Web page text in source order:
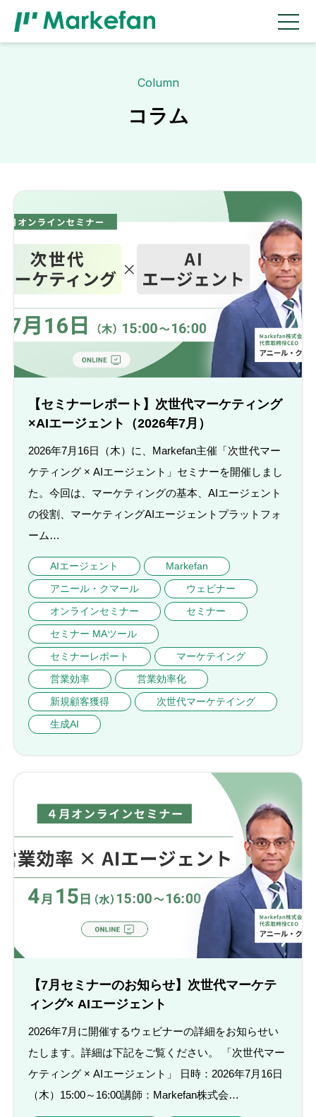
Column
コラム
【セミナーレポート】次世代マーケティング
×AIエージェント（2026年7月）
2026年7月16日（木）に、Markefan主催「次世代マー
ケティング × AIエージェント」セミナーを開催しまし
た。今回は、マーケティングの基本、AIエージェント
の役割、マーケティングAIエージェントプラットフォ
ーム…
AIエージェント
Markefan
アニール・クマール
ウェビナー
オンラインセミナー
セミナー
セミナー MAツール
セミナーレポート
マーケテイング
営業効率
営業効率化
新規顧客獲得
次世代マーケテイング
生成AI
【7月セミナーのお知らせ】次世代マーケテ
ィング× AIエージェント
2026年7月に開催するウェビナーの詳細をお知らせい
たします。詳細は下記をご覧ください。 「次世代マー
ケティング × AIエージェント」 日時：2026年7月16日
（木）15:00～16:00講師：Markefan株式会…